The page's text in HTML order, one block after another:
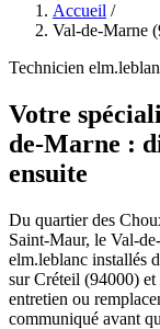
Accueil /
Val-de-Marne
Technicien
Votre
de-Marne :
ensuite
Du quartier des
Saint-Maur, le Val-
elm.leblanc installés
sur Créteil (94000)
entretien ou
communiqué avant